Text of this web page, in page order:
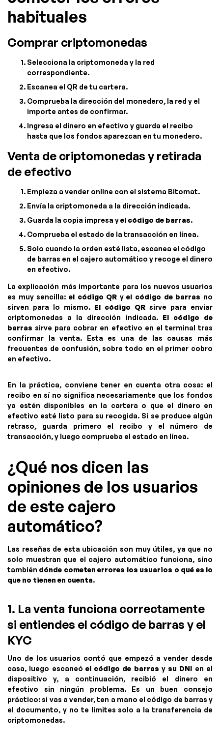
habituales
Comprar criptomonedas
Selecciona la criptomoneda y la red
correspondiente.
Escanea el QR de tu cartera.
Comprueba la dirección del monedero, la red y el
importe antes de confirmar.
Ingresa el dinero en efectivo y guarda el recibo
hasta que los fondos aparezcan en tu monedero.
Venta de criptomonedas y retirada
de efectivo
Empieza a vender online con el sistema Bitomat.
Envía la criptomoneda a la dirección indicada.
Guarda la copia impresa yel código de barras.
Comprueba el estado de la transacción en línea.
Solo cuando la orden esté lista, escanea el código
de barras en el cajero automático y recoge el dinero
en efectivo.
La explicación más importante para los nuevos usuarios
es muy sencilla: el código QR yel código de barras no
sirven para lo mismo. El código QR sirve para enviar
criptomonedas a la dirección indicada. El código de
barras sirve para cobrar en efectivo en el terminal tras
confirmar la venta. Esta es una de las causas más
frecuentes de confusión, sobre todo en el primer cobro
en efectivo.
En la práctica, conviene tener en cuenta otra cosa: el
recibo en sí no significa necesariamente que los fondos
ya estén disponibles en la cartera o que el dinero en
efectivo esté listo para su recogida. Si se produce algún
retraso, guarda primero el recibo y el número de
transacción, y luego comprueba el estado en línea.
¿Qué nos dicen las
opiniones de los usuarios
de este cajero
automático?
Las reseñas de esta ubicación son muy útiles, ya que no
solo muestran que el cajero automático funciona, sino
también dónde cometen errores los usuarios o qué es lo
que no tienen en cuenta.
1. La venta funciona correctamente
si entiendes el código de barras y el
KYC
Uno de los usuarios contó que empezó a vender desde
casa, luego escaneó el código de barras ysu DNI en el
dispositivo y, a continuación, recibió el dinero en
efectivo sin ningún problema. Es un buen consejo
práctico: si vas a vender, ten a mano el código de barras y
el documento, y no te limites solo a la transferencia de
criptomonedas.